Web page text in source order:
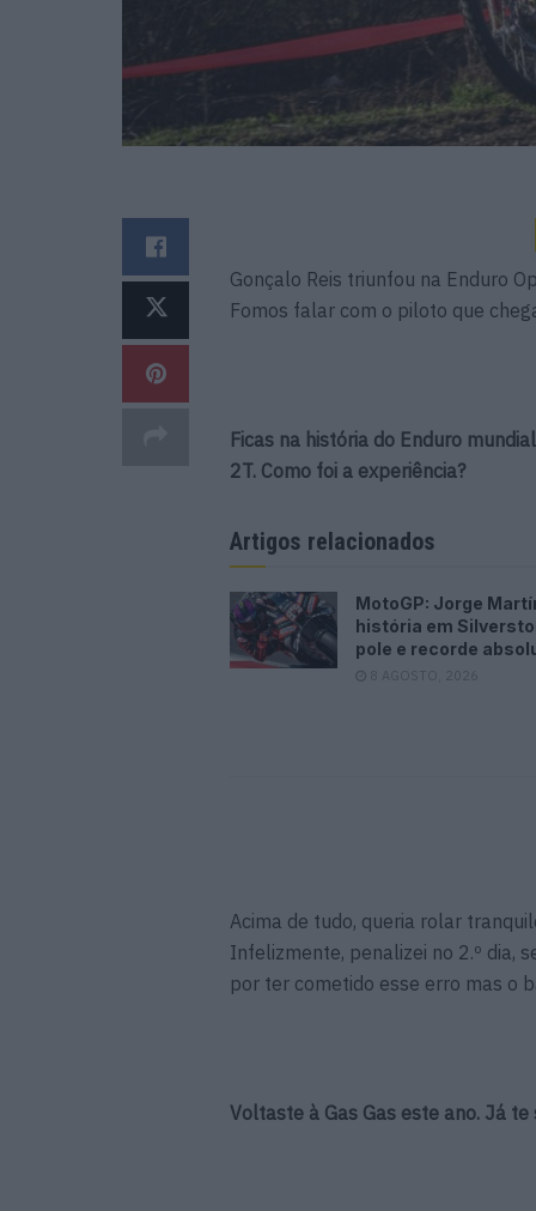
Gonçalo Reis triunfou na Enduro
Fomos falar com o piloto que
Ficas na história do Enduro
2T. Como foi a experiência?
Artigos relacionados
MotoGP: Jorge
história em
pole e recorde
8 AGOSTO, 2026
Acima de tudo, queria rolar
Infelizmente, penalizei no 2.º dia,
por ter cometido esse erro mas o
Voltaste à Gas Gas este ano. Já